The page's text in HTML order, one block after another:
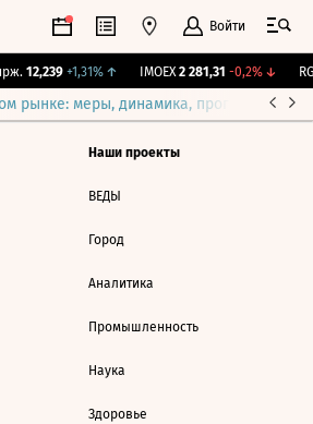
Войти
12,239 +1,31%↑ IMOEX 2 281,31 -0,2%↓
рынке: меры, динамика, прогнозы
Наши проекты
ВЕДЫ
Город
Аналитика
Промышленность
Наука
Здоровье